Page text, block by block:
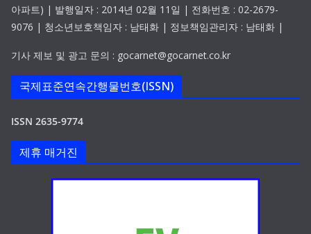
아파트) | 발행일자 : 2014년 02월 11일 | 전화번호 : 02-2679-
9076 | 청소년보호책임자 : 남태화 | 정보책임관리자 : 남태화 |
기사 제보 및 광고 문의 : gocarnet@gocarnet.co.kr
국제표준연속간행물번호(ISSN)
ISSN 2635-9774
제휴 매거진